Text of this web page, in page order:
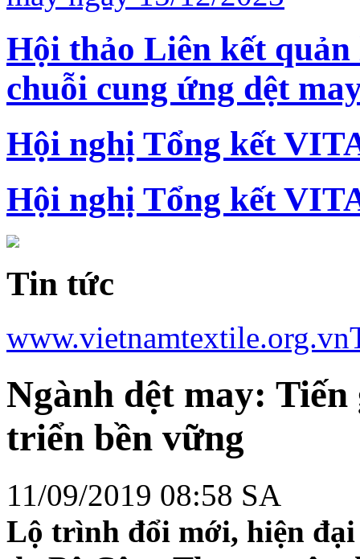
Hội thảo Liên kết
chuỗi cung ứng dệt
Hội nghị Tổng kết
Hội nghị Tổng kết
Tin tức
www.vietnamtextile.org.vn
Ngành dệt may:
triển bền vững
11/09/2019 08:58 SA
Lộ trình đổi mới, hiện đại